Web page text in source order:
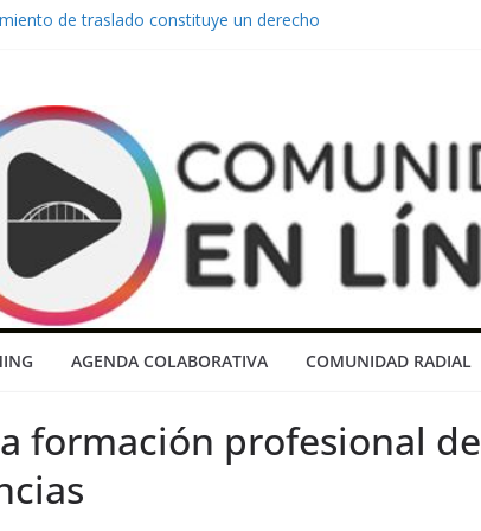
de traslado constituye un derecho
peronistas y “dialoguistas” rescatan al
a manos de la movilizacion popular
denuncia el abandono del Barrio ATE y
urgentes al Municipio
están pensando en desarrollar la
a llevarse todo y no dejarnos nada”
AGENDA COLABORATIVA COMUNIDAD RADIAL
formación profesional de